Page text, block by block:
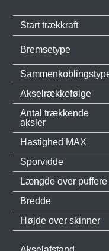
Start trækkraft
Bremsetype
Akselrækkefølge
Antal trækkende
aksler
Hastighed MAX
Sporvidde
Længde over puffere
Bredde
Højde over skinner